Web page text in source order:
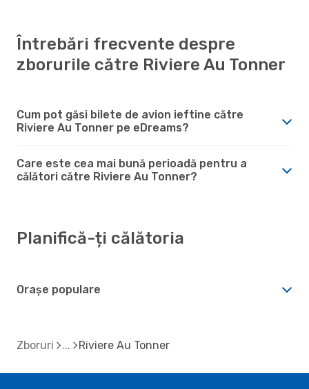
Întrebări frecvente despre
zborurile către Riviere Au Tonner
Cum pot găsi bilete de avion ieftine către
Riviere Au Tonner pe eDreams?
Care este cea mai bună perioadă pentru a
călători către Riviere Au Tonner?
Planifică-ți călătoria
Orașe populare
Zboruri Riviere Au Tonner